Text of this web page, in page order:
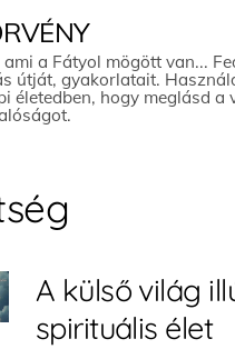
a Fátyol mögött van...
útját, gyakorlatait.
életedben, hogy meglásd a
A külső világ
spirituális élet